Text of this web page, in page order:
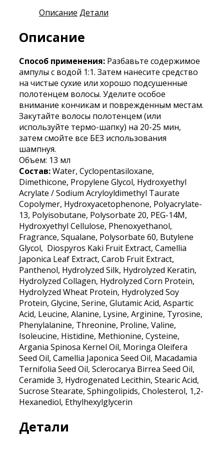
Описание Детали
Описание
Способ применения: Разбавьте содержимое
ампулы с водой 1:1. Затем нанесите средство
на чистые сухие или хорошо подсушенные
полотенцем волосы. Уделите особое
внимание кончикам и поврежденным местам.
Закутайте волосы полотенцем (или
используйте термо-шапку) на 20-25 мин,
затем смойте все БЕЗ использования
шампнуя.
Объем: 13 мл
Состав:Water, Cyclopentasiloxane,
Dimethicone, Propylene Glycol, Hydroxyethyl
Acrylate / Sodium Acryloyldimethyl Taurate
Copolymer, Hydroxyacetophenone, Polyacrylate-
13, Polyisobutane, Polysorbate 20, PEG-14M,
Hydroxyethyl Cellulose, Phenoxyethanol,
Fragrance, Squalane, Polysorbate 60, Butylene
Glycol, Diospyros Kaki Fruit Extract, Camellia
Japonica Leaf Extract, Carob Fruit Extract,
Panthenol, Hydrolyzed Silk, Hydrolyzed Keratin,
Hydrolyzed Collagen, Hydrolyzed Corn Protein,
Hydrolyzed Wheat Protein, Hydrolyzed Soy
Protein, Glycine, Serine, Glutamic Acid, Aspartic
Acid, Leucine, Alanine, Lysine, Arginine, Tyrosine,
Phenylalanine, Threonine, Proline, Valine,
Isoleucine, Histidine, Methionine, Cysteine,
Argania Spinosa Kernel Oil, Moringa Oleifera
Seed Oil, Camellia Japonica Seed Oil, Macadamia
Ternifolia Seed Oil, Sclerocarya Birrea Seed Oil,
Ceramide 3, Hydrogenated Lecithin, Stearic Acid,
Sucrose Stearate, Sphingolipids, Cholesterol, 1,2-
Hexanediol, Ethylhexylglycerin
Детали